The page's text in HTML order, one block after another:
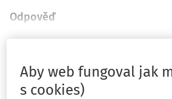
Odpověď
Aby web fungoval jak
s cookies)